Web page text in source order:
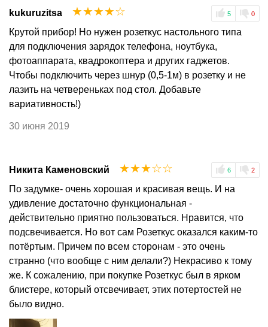
kukuruzitsa 5 0
☆
☆
☆
☆
☆
Крутой прибор! Но нужен розеткус настольного типа
для подключения зарядок телефона, ноутбука,
фотоаппарата, квадрокоптера и других гаджетов.
Чтобы подключить через шнур (0,5-1м) в розетку и не
лазить на четвереньках под стол. Добавьте
вариативность!)
30 июня 2019
Никита Каменовский 6 2
☆
☆
☆
☆
☆
По задумке- очень хорошая и красивая вещь. И на
удивление достаточно функциональная -
действительно приятно пользоваться. Нравится, что
подсвечивается. Но вот сам Розеткус оказался каким-то
потёртым. Причем по всем сторонам - это очень
странно (что вообще с ним делали?) Некрасиво к тому
же. К сожалению, при покупке Розеткус был в ярком
блистере, который отсвечивает, этих потертостей не
было видно.